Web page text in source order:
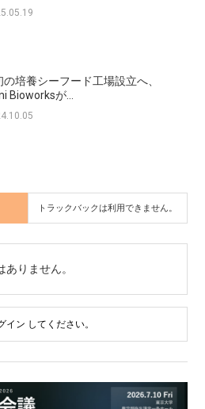
の培養シーフード工場設立へ、
Bioworksが...
トラックバックは利用できません。
りません。
イン してください。